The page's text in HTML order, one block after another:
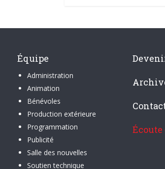
Équipe
Administration
Animation
Bénévoles
Production extérieure
Programmation
Publicité
Salle des nouvelles
Soutien technique